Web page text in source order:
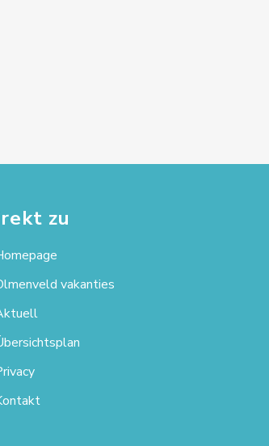
zu
vakanties